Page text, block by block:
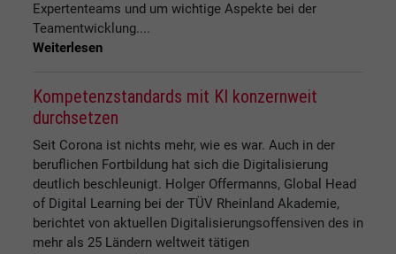
Expertenteams und um wichtige Aspekte bei der
Teamentwicklung....
Weiterlesen
Kompetenzstandards mit KI konzernweit
durchsetzen
Seit Corona ist nichts mehr, wie es war. Auch in der
beruflichen Fortbildung hat sich die Digitalisierung
deutlich beschleunigt. Holger Offermanns, Global Head
of Digital Learning bei der TÜV Rheinland Akademie,
berichtet von aktuellen Digitalisierungsoffensiven des in
mehr als 25 Ländern weltweit tätigen